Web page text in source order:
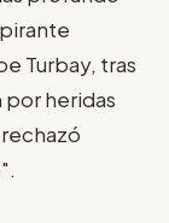
Turbay, tras
por heridas